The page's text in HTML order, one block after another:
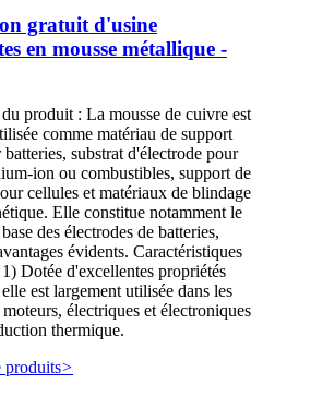
gratuit d'usine
en mousse métallique -
produit : La mousse de cuivre est
comme matériau de support
substrat d'électrode pour
ion ou combustibles, support de
cellules et matériaux de blindage
Elle constitue notamment le
des électrodes de batteries,
évidents. Caractéristiques
Dotée d'excellentes propriétés
est largement utilisée dans les
électriques et électroniques
thermique.
produits>